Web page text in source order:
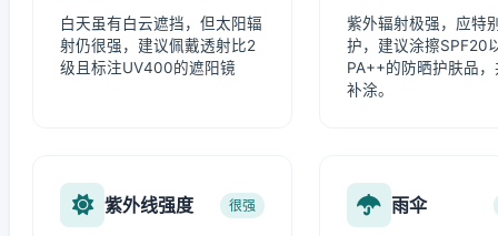
白天虽有白云遮挡，但太阳辐
射仍很强，建议佩戴透射比2
级且标注UV400的遮阳镜
紫外辐射极强，应特
护，建议涂擦SPF20
PA++的防晒护肤品
补涂。
紫外线强度 很强 雨伞